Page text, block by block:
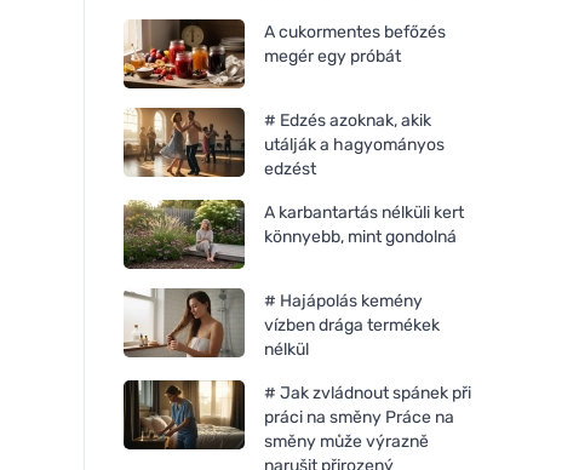
A cukormentes befőzés
megér egy próbát
# Edzés azoknak, akik
utálják a hagyományos
edzést
A karbantartás nélküli kert
könnyebb, mint gondolná
# Hajápolás kemény
vízben drága termékek
nélkül
# Jak zvládnout spánek při
práci na směny Práce na
směny může výrazně
narušit přirozený